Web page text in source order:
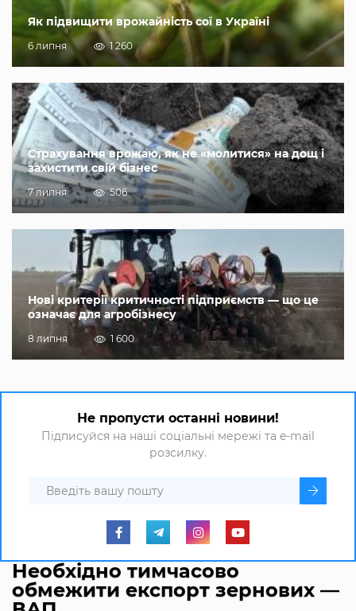
Як підвищити врожайність сої в Україні
6 липня 1 260
Страхування врожаю, як не «молитися» на дощ і
захистити свій бізнес
7 липня 506
Нові критерії критичності підприємств — що це
означає для агробізнесу
8 липня 1 600
Не пропусти останні новини!
Підписуйся на наші соціальні мережі та e-mail
розсилку.
Необхідно тимчасово
обмежити експорт зернових —